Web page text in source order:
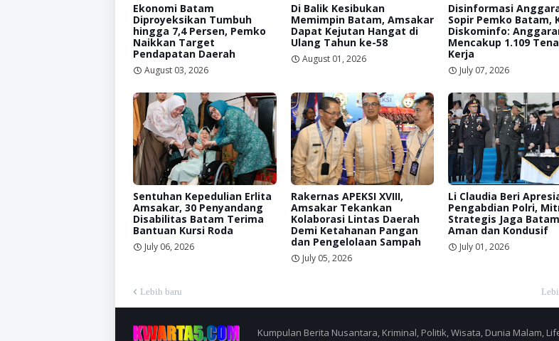
Ekonomi Batam
Diproyeksikan Tumbuh
hingga 7,4 Persen, Pemko
Naikkan Target
Pendapatan Daerah
August 03, 2026
Di Balik Kesibukan
Memimpin Batam, Amsakar
Dapat Kejutan Hangat di
Ulang Tahun ke-58
August 01, 2026
Disinformasi
Sopir Pemko Batam,
Diskominfo:
Mencakup 1.109
Kerja
July 07, 2026
Sentuhan Kepedulian Erlita
Amsakar, 30 Penyandang
Disabilitas Batam Terima
Bantuan Kursi Roda
July 06, 2026
Rakernas APEKSI XVIII,
Amsakar Tekankan
Kolaborasi Lintas Daerah
Demi Ketahanan Pangan
dan Pengelolaan Sampah
July 05, 2026
Li Claudia Beri
Pengabdian Polri,
Strategis Jaga Batam
Aman dan Kondusif
July 01, 2026
Lebih baru
Kumpulan Berita Nusantara, Kriminal, Politik, Wisata, Dunia Malam,